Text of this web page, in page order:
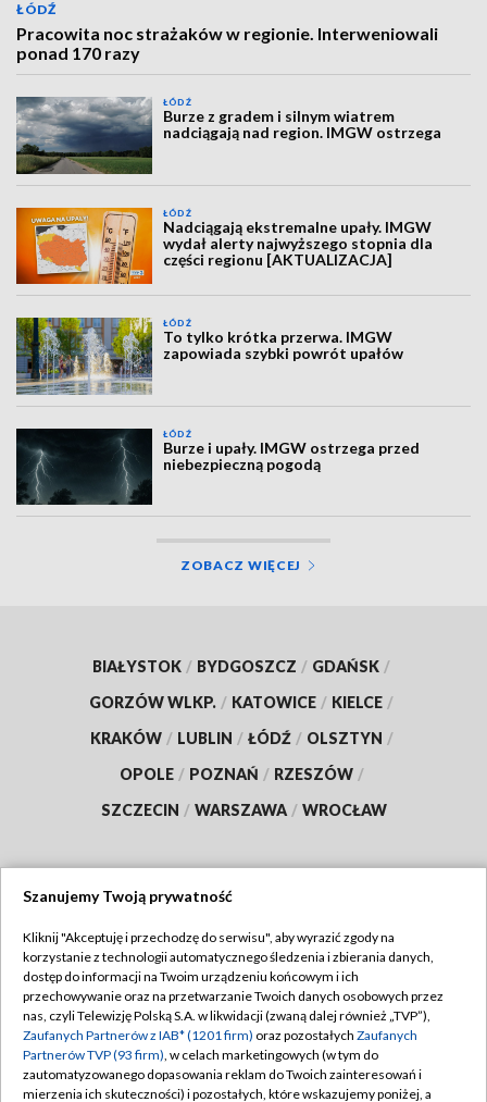
ŁÓDŹ
Pracowita noc strażaków w regionie. Interweniowali
ponad 170 razy
ŁÓDŹ
Burze z gradem i silnym wiatrem
nadciągają nad region. IMGW ostrzega
ŁÓDŹ
Nadciągają ekstremalne upały. IMGW
wydał alerty najwyższego stopnia dla
części regionu [AKTUALIZACJA]
ŁÓDŹ
To tylko krótka przerwa. IMGW
zapowiada szybki powrót upałów
ŁÓDŹ
Burze i upały. IMGW ostrzega przed
niebezpieczną pogodą
ZOBACZ WIĘCEJ
BIAŁYSTOK / BYDGOSZCZ / GDAŃSK /
GORZÓW WLKP. / KATOWICE / KIELCE /
KRAKÓW / LUBLIN / ŁÓDŹ / OLSZTYN /
OPOLE / POZNAŃ / RZESZÓW /
SZCZECIN / WARSZAWA / WROCŁAW
TVP
Abonament TVP
Emisja w TVP
Centrum informacji TVP
Regulamin TVP
Polityka prywatności
Moje zgody
Szanujemy Twoją prywatność
Kliknij "Akceptuję i przechodzę do serwisu", aby wyrazić zgody na
korzystanie z technologii automatycznego śledzenia i zbierania danych,
dostęp do informacji na Twoim urządzeniu końcowym i ich
przechowywanie oraz na przetwarzanie Twoich danych osobowych przez
nas, czyli Telewizję Polską S.A. w likwidacji (zwaną dalej również „TVP”),
Zaufanych Partnerów z IAB* (1201 firm) oraz pozostałych Zaufanych
Partnerów TVP (93 firm), w celach marketingowych (w tym do
zautomatyzowanego dopasowania reklam do Twoich zainteresowań i
mierzenia ich skuteczności) i pozostałych, które wskazujemy poniżej, a